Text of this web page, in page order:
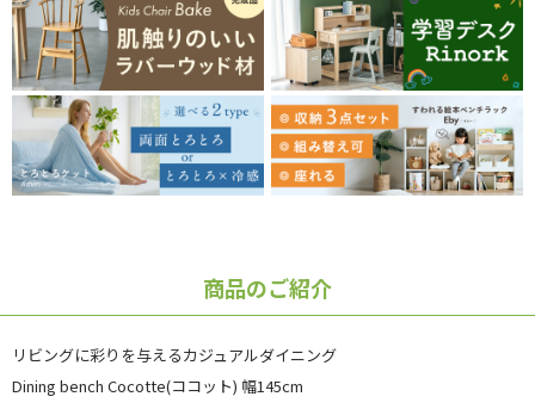
商品のご紹介
リビングに彩りを与えるカジュアルダイニング
Dining bench Cocotte(ココット) 幅145cm